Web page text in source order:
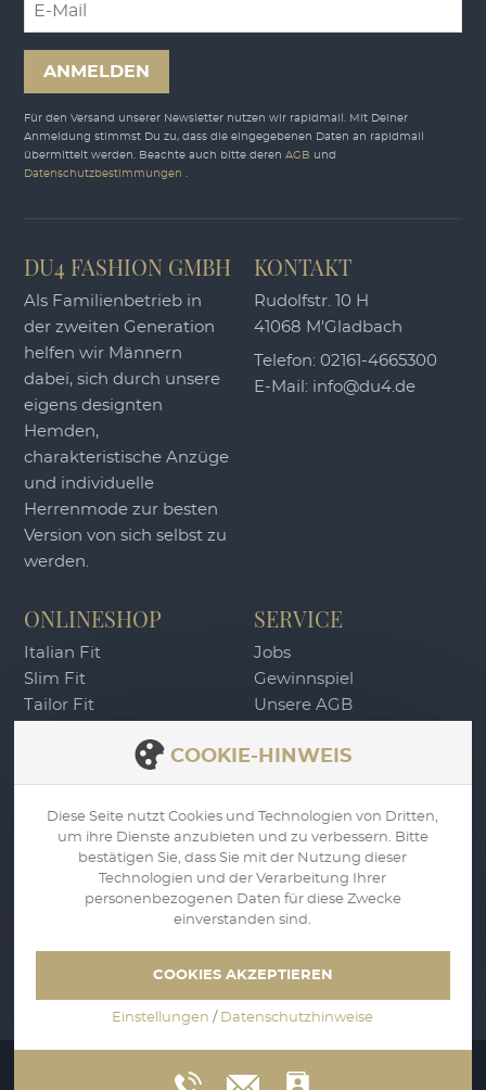
ANMELDEN
Für den Versand unserer Newsletter nutzen wir rapidmail. Mit Deiner
Anmeldung stimmst Du zu, dass die eingegebenen Daten an rapidmail
übermittelt werden. Beachte auch bitte derenAGB und
Datenschutzbestimmungen
DU4 FASHION GMBH
Als Familienbetrieb in
der zweiten Generation
helfen wir Männern
dabei, sich durch unsere
eigens designten
Hemden,
charakteristische Anzüge
und individuelle
Herrenmode zur besten
Version von sich selbst zu
werden.
KONTAKT
Rudolfstr. 10 H
41068 M'Gladbach
Telefon:02161-4665300
E-Mail: info@du4.de
ONLINESHOP
Italian Fit
Slim Fit
Tailor Fit
SERVICE
Jobs
Gewinnspiel
Unsere AGB
Zahlung & Versand
Datenschutz
Impressum
WIDERRUF
© 2023 DU4 Fashion GmbH | Alle Preise verstehen sich inkl.
COOKIE-HINWEIS
Diese Seite nutzt Cookies und Technologien von Dritten,
um ihre Dienste anzubieten und zu verbessern. Bitte
bestätigen Sie, dass Sie mit der Nutzung dieser
Technologien und der Verarbeitung Ihrer
personenbezogenen Daten für diese Zwecke
einverstanden sind.
COOKIES AKZEPTIEREN
Einstellungen / Datenschutzhinweise